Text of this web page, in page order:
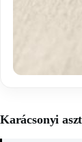
Karácsonyi